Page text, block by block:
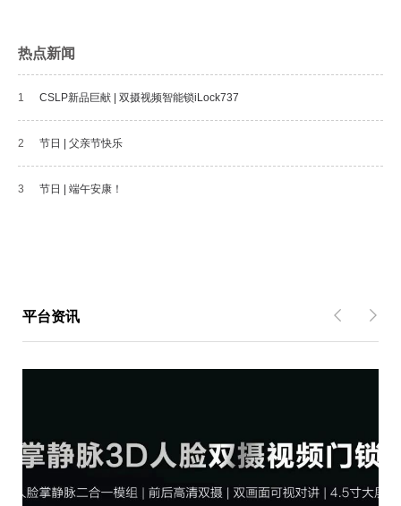
热点新闻
1 CSLP新品巨献 | 双摄视频智能锁iLock737
2 节日 | 父亲节快乐
3 节日 | 端午安康！
平台资讯